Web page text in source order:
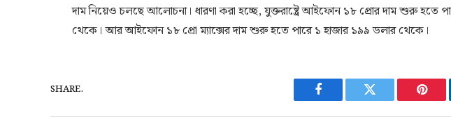
দাম নিয়েও চলছে আলোচনা। ধারণা করা হচ্ছে, যুক্তরাষ্ট্রে আইফোন ১৮ প্রোর দাম শুরু হতে
থেকে। আর আইফোন ১৮ প্রো ম্যাক্সের দাম শুরু হতে পারে ১ হাজার ১৯৯ ডলার থেকে।
SHARE.
Facebook Twitter